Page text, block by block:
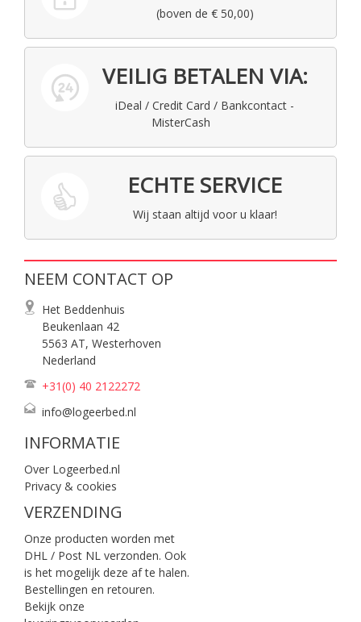
(boven de € 50,00)
VEILIG BETALEN VIA:
iDeal / Credit Card / Bankcontact -
MisterCash
ECHTE SERVICE
Wij staan altijd voor u klaar!
NEEM CONTACT OP
Het Beddenhuis
Beukenlaan 42
5563 AT, Westerhoven
Nederland
+31(0) 40 2122272
info@logeerbed.nl
INFORMATIE
Over Logeerbed.nl
Privacy & cookies
VERZENDING
Onze producten worden met
DHL / Post NL verzonden. Ook
is het mogelijk deze af te halen.
Bestellingen en retouren.
Bekijk onze